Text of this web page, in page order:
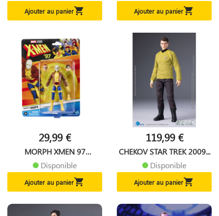
Ajouter au panier Ajouter au panier
29,99 €
MORPH XMEN 97
MARVEL...
Disponible
Ajouter au panier
119,99 €
CHEKOV STAR TREK 2009...
Disponible
Ajouter au panier